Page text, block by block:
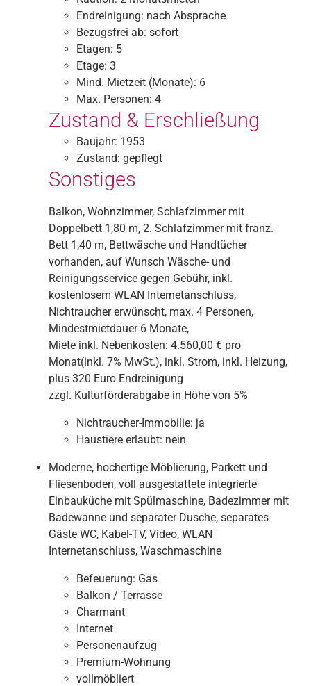
Endreinigung: nach Absprache
Bezugsfrei ab: sofort
Etagen: 5
Etage: 3
Mind. Mietzeit (Monate): 6
Max. Personen: 4
Zustand & Erschließung
Baujahr: 1953
Zustand: gepflegt
Sonstiges
Balkon, Wohnzimmer, Schlafzimmer mit
Doppelbett 1,80 m, 2. Schlafzimmer mit franz.
Bett 1,40 m, Bettwäsche und Handtücher
vorhanden, auf Wunsch Wäsche- und
Reinigungsservice gegen Gebühr, inkl.
kostenlosem WLAN Internetanschluss,
Nichtraucher erwünscht, max. 4 Personen,
Mindestmietdauer 6 Monate,
Miete inkl. Nebenkosten: 4.560,00 € pro
Monat(inkl. 7% MwSt.), inkl. Strom, inkl. Heizung,
plus 320 Euro Endreinigung
zzgl. Kulturförderabgabe in Höhe von 5%
Nichtraucher-Immobilie: ja
Haustiere erlaubt: nein
Moderne, hochertige Möblierung, Parkett und
Fliesenboden, voll ausgestattete integrierte
Einbauküche mit Spülmaschine, Badezimmer mit
Badewanne und separater Dusche, separates
Gäste WC, Kabel-TV, Video, WLAN
Internetanschluss, Waschmaschine
Befeuerung: Gas
Balkon / Terrasse
Charmant
Internet
Personenaufzug
Premium-Wohnung
vollmöbliert